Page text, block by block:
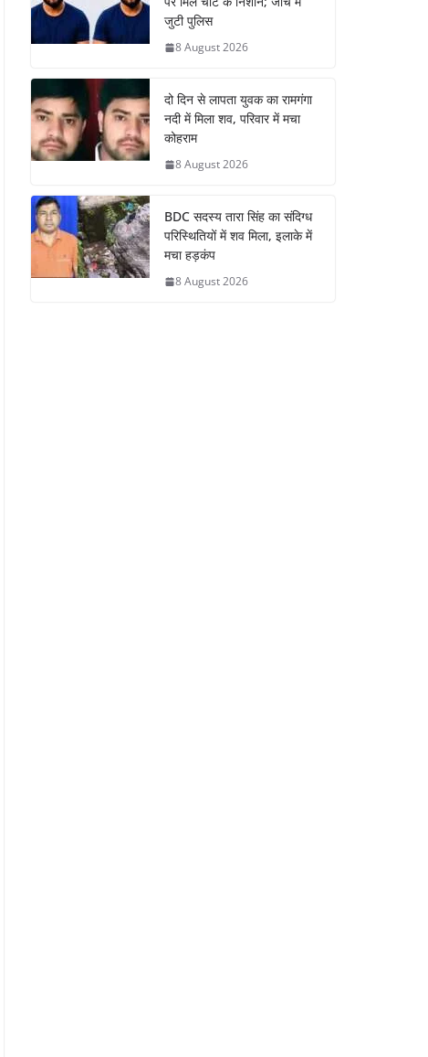
जुटी पुलिस
8 August 2026
दो दिन से लापता युवक का रामगंगा
नदी में मिला शव, परिवार में मचा
कोहराम
8 August 2026
BDC सदस्य तारा सिंह का संदिग्ध
परिस्थितियों में शव मिला, इलाके में
मचा हड़कंप
8 August 2026